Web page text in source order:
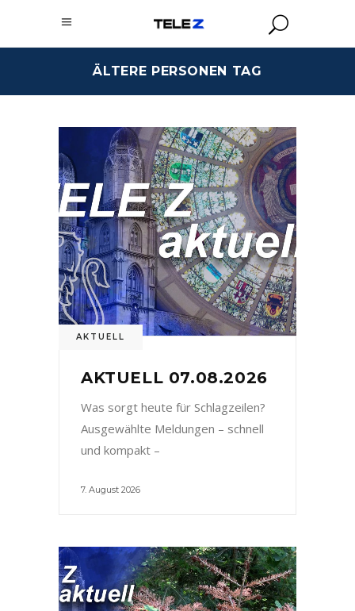
ÄLTERE PERSONEN TAG
AKTUELL
AKTUELL 07.08.2026
Was sorgt heute für Schlagzeilen?
Ausgewählte Meldungen – schnell
und kompakt –
7. August 2026